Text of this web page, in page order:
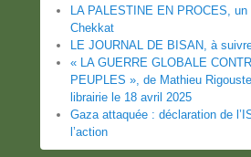
LA PALESTINE EN PROCES,
Chekkat
LE JOURNAL DE BISAN, à
« LA GUERRE GLOBALE
PEUPLES », de Mathieu
librairie le 18 avril 2025
Gaza attaquée : déclaration de
l’action